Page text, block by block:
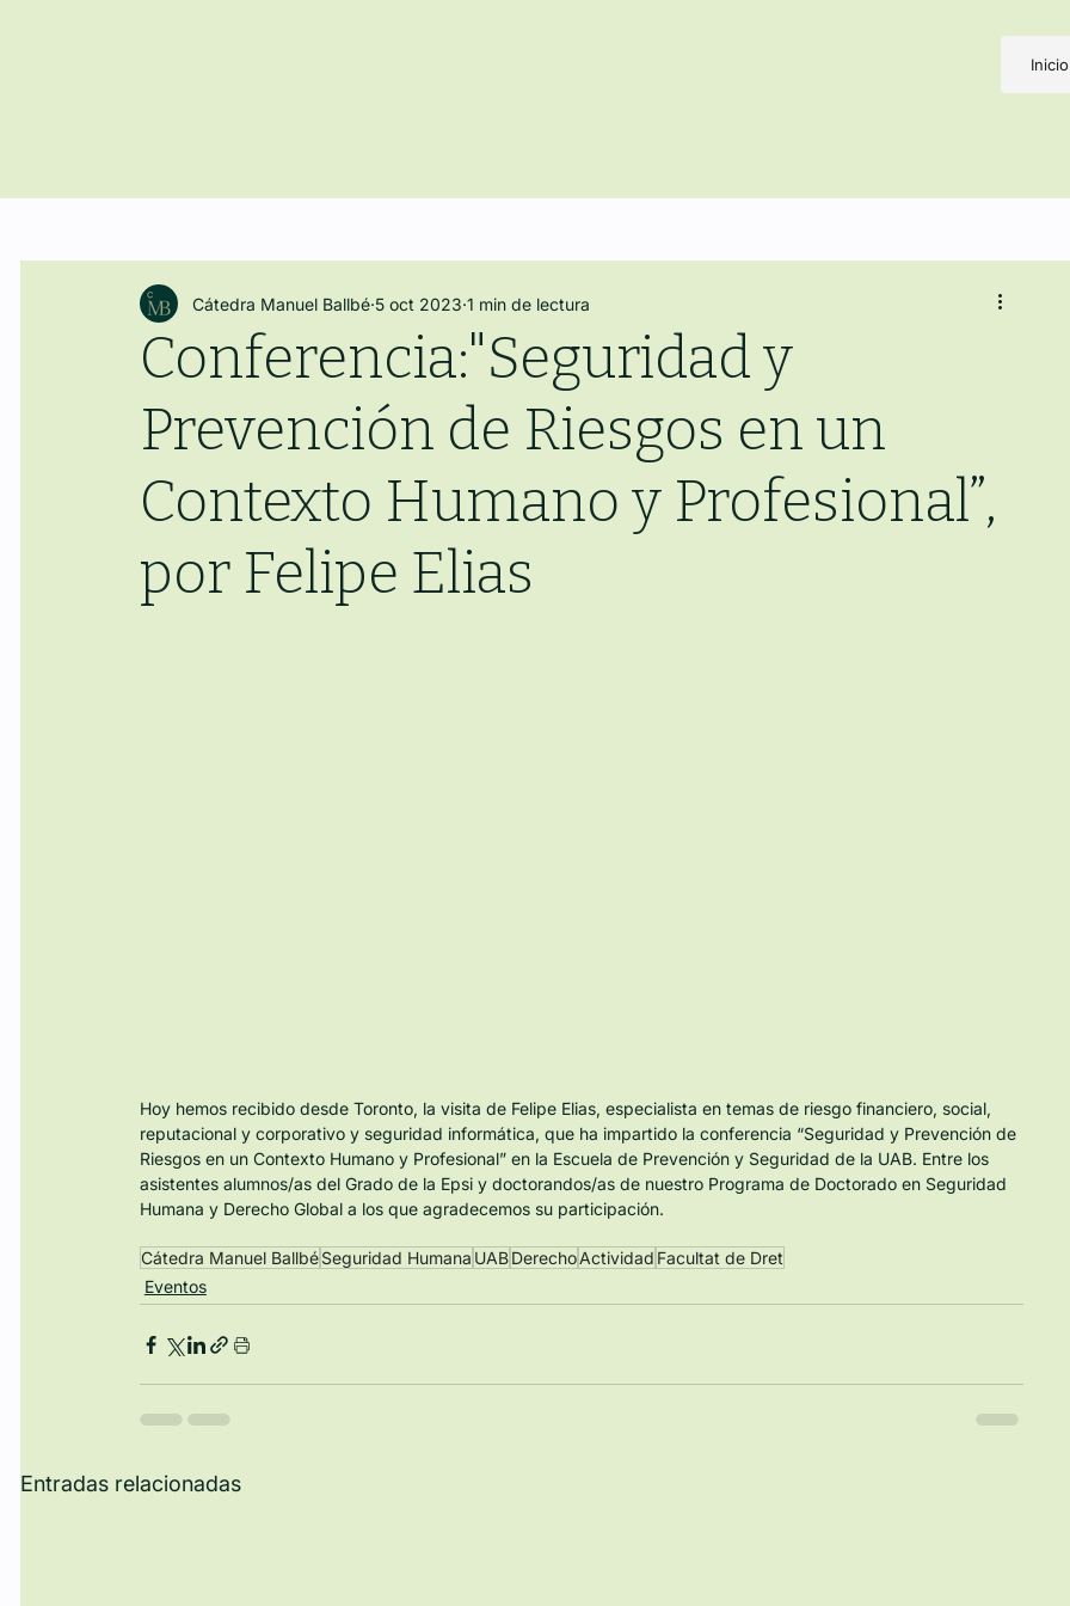
Inicio
Conferencia:"Seguridad y
Prevención de Riesgos en un
Contexto Humano y Profesional”,
por Felipe Elias
Cátedra Manuel Ballbé 5 oct 2023 1 min de lectura
Hoy hemos recibido desde Toronto, la visita de Felipe Elias, especialista en temas de riesgo financiero, social,
reputacional y corporativo y seguridad informática, que ha impartido la conferencia “Seguridad y Prevención de
Riesgos en un Contexto Humano y Profesional” en la Escuela de Prevención y Seguridad de la UAB. Entre los
asistentes alumnos/as del Grado de la Epsi y doctorandos/as de nuestro Programa de Doctorado en Seguridad
Humana y Derecho Global a los que agradecemos su participación.
Cátedra Manuel BallbéSeguridad Humana UABDerechoActividad Facultat de Dret
Eventos
Entradas relacionadas